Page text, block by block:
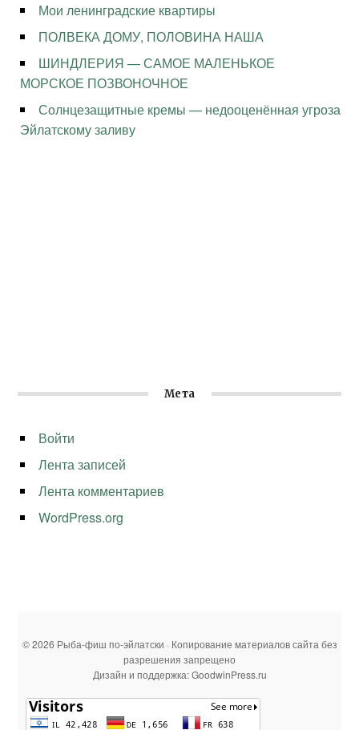
Мои ленинградские квартиры
ПОЛВЕКА ДОМУ, ПОЛОВИНА НАША
ШИНДЛЕРИЯ — САМОЕ МАЛЕНЬКОЕ
МОРСКОЕ ПОЗВОНОЧНОЕ
Солнцезащитные кремы — недооценённая угроза
Эйлатскому заливу
Мета
Войти
Лента записей
Лента комментариев
WordPress.org
© 2026 Рыба-фиш по-эйлатски · Копирование материалов сайта без
разрешения запрещено
Дизайн и поддержка: GoodwinPress.ru